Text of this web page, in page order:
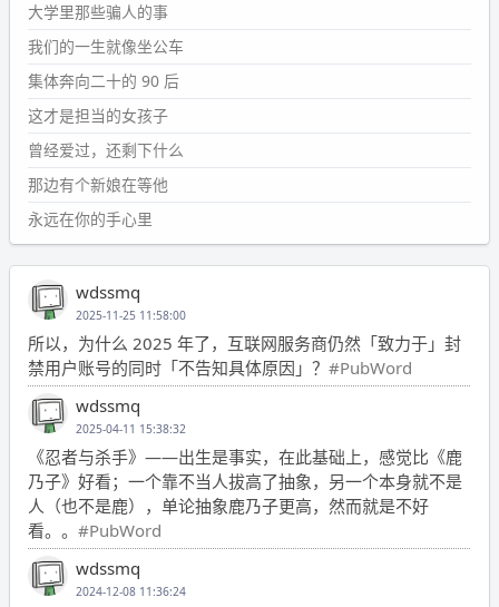
大学里那些骗人的事
我们的一生就像坐公车
集体奔向二十的 90 后
这才是担当的女孩子
曾经爱过，还剩下什么
那边有个新娘在等他
永远在你的手心里
wdssmq
2025-11-25 11:58:00
所以，为什么 2025 年了，互联网服务商仍然「致力于」封
禁用户账号的同时「不告知具体原因」？ #PubWord
wdssmq
2025-04-11 15:38:32
《忍者与杀手》——出生是事实，在此基础上，感觉比《鹿
乃子》好看；一个靠不当人拔高了抽象，另一个本身就不是
人（也不是鹿），单论抽象鹿乃子更高，然而就是不好
看。。 #PubWord
wdssmq
2024-12-08 11:36:24